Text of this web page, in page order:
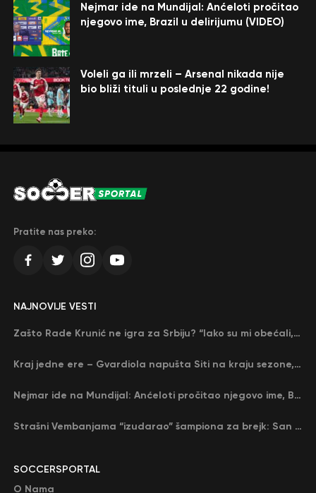
Nejmar ide na Mundijal: Anćeloti pročitao
njegovo ime, Brazil u delirijumu (VIDEO)
Voleli ga ili mrzeli – Arsenal nikada nije
bio bliži tituli u poslednje 22 godine!
Pratite nas preko:
SOCCERSPORTAL
O Nama
NAJNOVIJE VESTI
Zašto Rade Krunić ne igra za Srbiju? “Iako su mi obećali, niko me nije zvao…”
Kraj jedne ere – Gvardiola napušta Siti na kraju sezone, menja ga njegov nekadašnji rival
Nejmar ide na Mundijal: Anćeloti pročitao njegovo ime, Brazil u delirijumu (VIDEO)
Strašni Vembanjama “izudarao” šampiona za brejk: San Antonio poveo protiv Oklahome